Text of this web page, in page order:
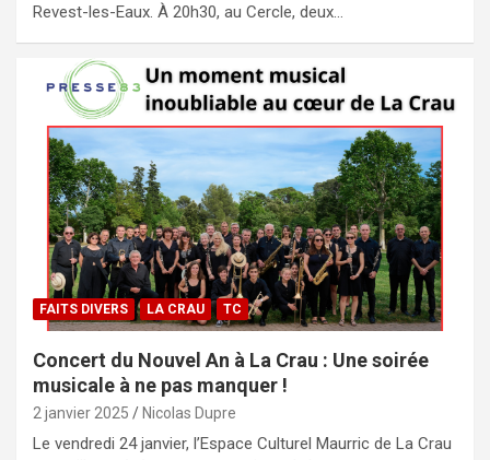
Revest-les-Eaux. À 20h30, au Cercle, deux…
FAITS DIVERS LA CRAU TC
Concert du Nouvel An à La Crau : Une soirée
musicale à ne pas manquer !
2 janvier 2025 Nicolas Dupre
Le vendredi 24 janvier, l’Espace Culturel Maurric de La Crau